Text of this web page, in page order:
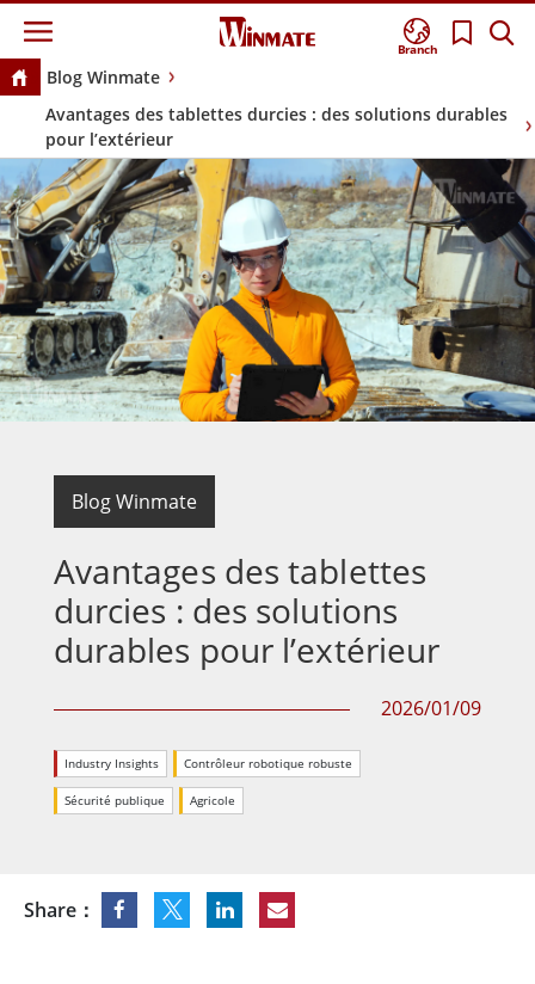
Branch
Blog Winmate
Avantages des tablettes durcies : des solutions durables
pour l’extérieur
Blog Winmate
Avantages des tablettes
durcies : des solutions
durables pour l’extérieur
2026/01/09
Industry Insights Contrôleur robotique robuste
Sécurité publique Agricole
Share：